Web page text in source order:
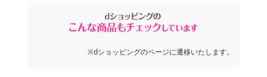
不在票にてご対応ください。
※発送予定日は前後する場合がございます。また商品によって発送
※dショッピングサンプル百貨店よりお届けする商品は、ご利用いた
※dショッピングのページに遷移いたします。